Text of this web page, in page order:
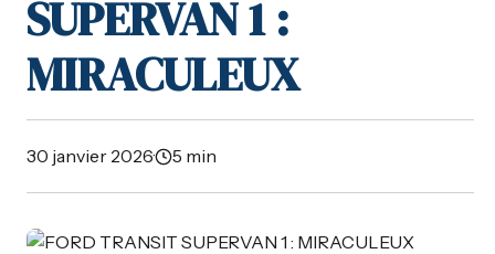
SUPERVAN 1 :
MIRACULEUX
30 janvier 2026· 5 min